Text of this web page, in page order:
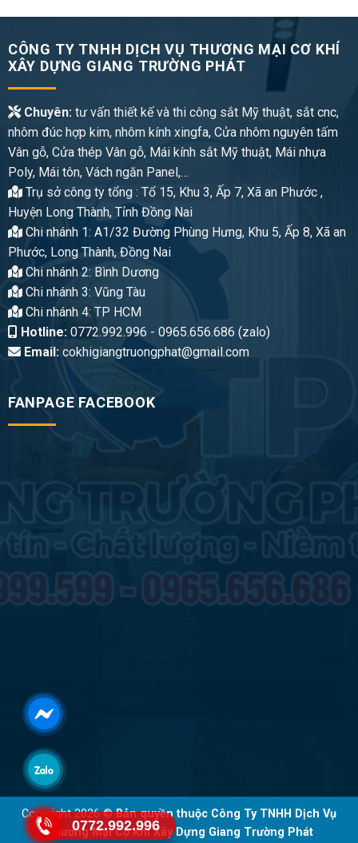
CÔNG TY TNHH DỊCH VỤ THƯƠNG MẠI CƠ KHÍ
XÂY DỰNG GIANG TRƯỜNG PHÁT
Chuyên:tư vấn thiết kế và thi công sắt Mỹ thuật, sắt cnc,
nhôm đúc hợp kim, nhôm kính xingfa, Cửa nhôm nguyên tấm
Vân gỗ, Cửa thép Vân gỗ, Mái kính sắt Mỹ thuật, Mái nhựa
Poly, Mái tôn, Vách ngăn Panel,…
Trụ sở công ty tổng : Tổ 15, Khu 3, Ấp 7, Xã an Phước ,
Huyện Long Thành, Tỉnh Đồng Nai
Chi nhánh 1: A1/32 Đường Phùng Hưng, Khu 5, Ấp 8, Xã an
Phước, Long Thành, Đồng Nai
Chi nhánh 2: Bình Dương
Chi nhánh 3: Vũng Tàu
Chi nhánh 4: TP HCM
Hotline:0772.992.996 - 0965.656.686 (zalo)
Email:cokhigiangtruongphat@gmail.com
FANPAGE FACEBOOK
Copyright 2026 ©Bản quyền thuộc Công Ty TNHH Dịch Vụ
Thương Mại Cơ Khí Xây Dựng Giang Trường Phát
0772.992.996